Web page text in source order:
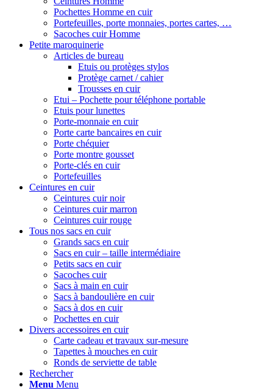
Pochettes Homme en cuir
Portefeuilles, porte monnaies, portes cartes, …
Sacoches cuir Homme
Petite maroquinerie
Articles de bureau
Etuis ou protèges stylos
Protège carnet / cahier
Trousses en cuir
Etui – Pochette pour téléphone portable
Etuis pour lunettes
Porte-monnaie en cuir
Porte carte bancaires en cuir
Porte chéquier
Porte montre gousset
Porte-clés en cuir
Portefeuilles
Ceintures en cuir
Ceintures cuir noir
Ceintures cuir marron
Ceintures cuir rouge
Tous nos sacs en cuir
Grands sacs en cuir
Sacs en cuir – taille intermédiaire
Petits sacs en cuir
Sacoches cuir
Sacs à main en cuir
Sacs à bandoulière en cuir
Sacs à dos en cuir
Pochettes en cuir
Divers accessoires en cuir
Carte cadeau et travaux sur-mesure
Tapettes à mouches en cuir
Ronds de serviette de table
Rechercher
Menu Menu